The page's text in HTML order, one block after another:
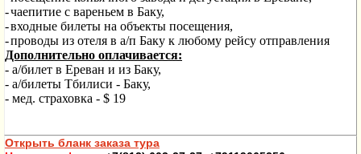
-чаепитие с вареньем в Баку,
-входные билеты на объекты посещения,
-проводы из отеля в а/п Баку к любому рейсу отправления
Дополнительно оплачивается:
- а/билет в Ереван и из Баку,
- а/билеты Тбилиси - Баку,
- мед. страховка - $ 19
Открыть бланк заказа тура